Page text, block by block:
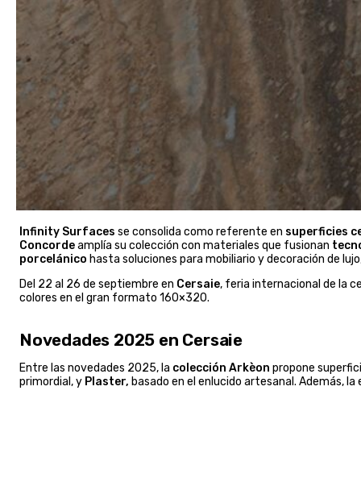
Infinity Surfaces se consolida como referente en superficies
Concordeamplía su colección con materiales que fusionan
porcelánico hasta soluciones para mobiliario y decoración de
Del 22 al 26 de septiembre en Cersaie, feria internacional de la
colores en el gran formato 160×320.
Novedades 2025 en Cersaie
Entre las novedades 2025, la colección Arkèon propone
primordial, y Plaster, basado en el enlucido artesanal. Además,